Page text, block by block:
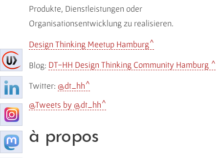
Produkte, Dienstleistungen oder
Organisationsentwicklung zu realisieren.
Design Thinking Meetup Hamburg
Blog: DT-HH Design Thinking Community Hamburg
Twitter:
dt_hh
Tweets by @dt_hh
à propos